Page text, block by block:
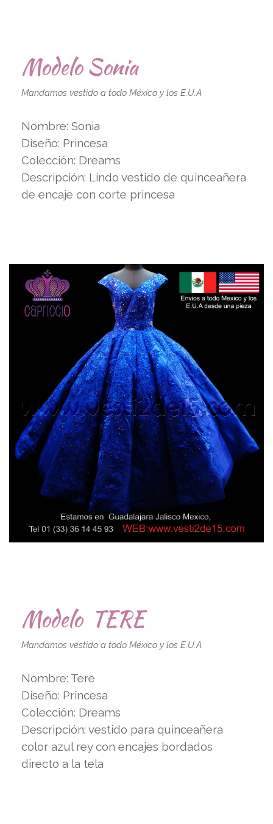
Modelo Sonia
Mandamos vestido a todo México y los E.U.A
Nombre: Sonia
Diseño: Princesa
Colección: Dreams
Descripción: Lindo vestido de quinceañera
de encaje con corte princesa
Modelo TERE
Mandamos vestido a todo México y los E.U.A
Nombre: Tere
Diseño: Princesa
Colección: Dreams
Descripción: vestido para quinceañera
color azul rey con encajes bordados
directo a la tela